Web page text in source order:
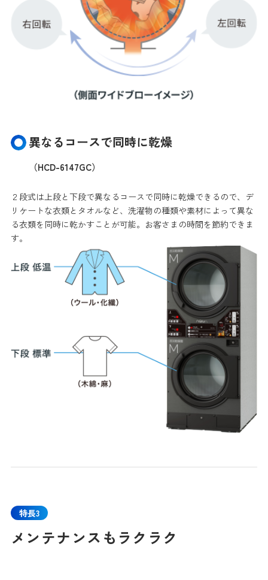
異なるコースで同時に乾燥
（HCD-6147GC）
２段式は上段と下段で異なるコースで同時に乾燥できるので、デ
リケートな衣類とタオルなど、洗濯物の種類や素材によって異な
る衣類を同時に乾かすことが可能。お客さまの時間を節約できま
す。
特長3
メンテナンスもラクラク